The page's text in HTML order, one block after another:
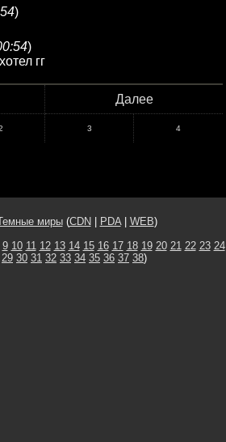
)
)
гг
Далее
3 4
миры(CDN PDA| WEB)
9 10 11 12 13 14 15 16 17 18 19 20 21 22 23 24
29 30 31 32 33 34 35 36 37 38)